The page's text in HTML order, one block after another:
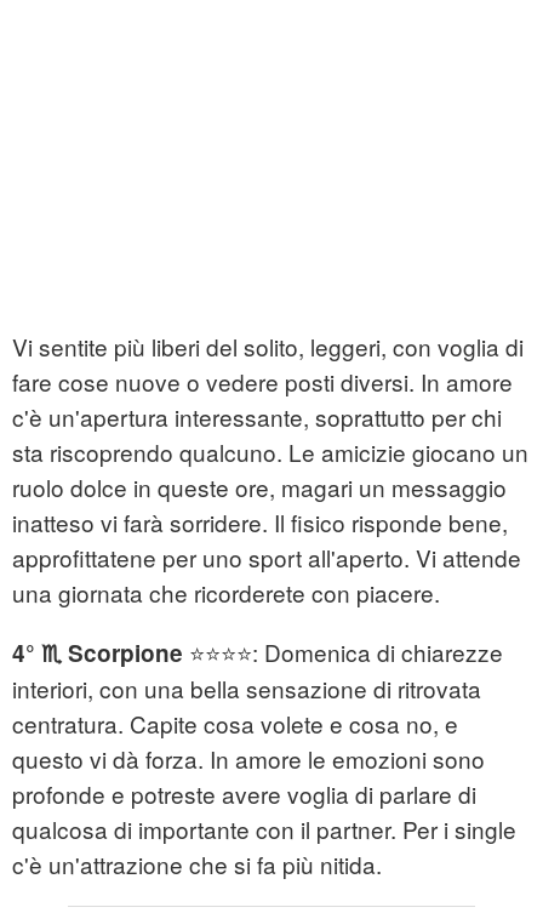
Vi sentite più liberi del solito, leggeri, con voglia di
fare cose nuove o vedere posti diversi. In amore
c'è un'apertura interessante, soprattutto per chi
sta riscoprendo qualcuno. Le amicizie giocano un
ruolo dolce in queste ore, magari un messaggio
inatteso vi farà sorridere. Il fisico risponde bene,
approfittatene per uno sport all'aperto. Vi attende
una giornata che ricorderete con piacere.
4° ♏ Scorpione ⭐⭐⭐⭐: Domenica di chiarezze
interiori, con una bella sensazione di ritrovata
centratura. Capite cosa volete e cosa no, e
questo vi dà forza. In amore le emozioni sono
profonde e potreste avere voglia di parlare di
qualcosa di importante con il partner. Per i single
c'è un'attrazione che si fa più nitida.